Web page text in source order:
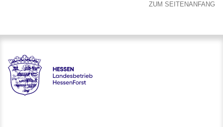
ZUM SEITENANFANG
Hessen - Landesbetrieb HessenForst